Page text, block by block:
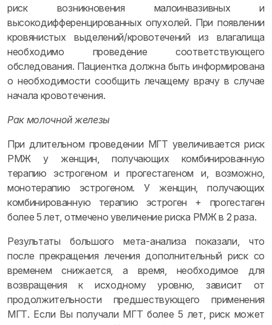
риск возникновения малоинвазивных и
высокодифференцированных опухолей. При появлении
кровянистых выделений/кровотечений из влагалища
необходимо проведение соответствующего
обследования. Пациентка должна быть информирована
о необходимости сообщить лечащему врачу в случае
начала кровотечения.
Рак молочной железы
При длительном проведении МГТ увеличивается риск
РМЖ у женщин, получающих комбинированную
терапию эстрогеном и прогестагеном и, возможно,
монотерапию эстрогеном. У женщин, получающих
комбинированную терапию эстроген + прогестаген
более 5 лет, отмечено увеличение риска РМЖ в 2 раза.
Результаты большого мета-анализа показали, что
после прекращения лечения дополнительный риск со
временем снижается, а время, необходимое для
возвращения к исходному уровню, зависит от
продолжительности предшествующего применения
МГТ. Если Вы получали МГТ более 5 лет, риск может